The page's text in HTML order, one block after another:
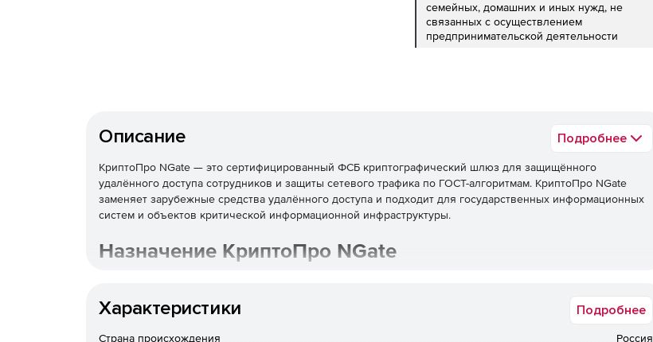
семейных, домашних и иных нужд, не
связанных с осуществлением
предпринимательской деятельности
Описание Подробнее
КриптоПро NGate — это сертифицированный ФСБ криптографический шлюз для защищённого
удалённого доступа сотрудников и защиты сетевого трафика по ГОСТ-алгоритмам. КриптоПро NGate
заменяет зарубежные средства удалённого доступа и подходит для государственных информационных
систем и объектов критической информационной инфраструктуры.
Назначение КриптоПро NGate
российским алгоритмам ГОСТ с классами защиты КС1, КС2 и КС3. Лицензия КриптоПро NGate закрывает
задачи, для которых ранее применялись зарубежные средства организации виртуальных частных сетей.
Криптографическим ядром шлюза служит
Характеристики Подробнее
Страна происхождения Россия